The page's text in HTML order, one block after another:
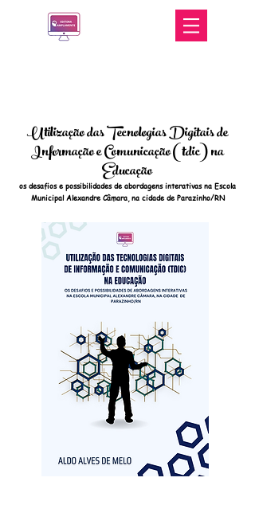
Utilização das Tecnologias Digitais de
Informação e Comunicação (tdic) na
Educação
os desafios e possibilidades de abordagens interativas na Escola
Municipal Alexandre Câmara, na cidade de Parazinho/RN